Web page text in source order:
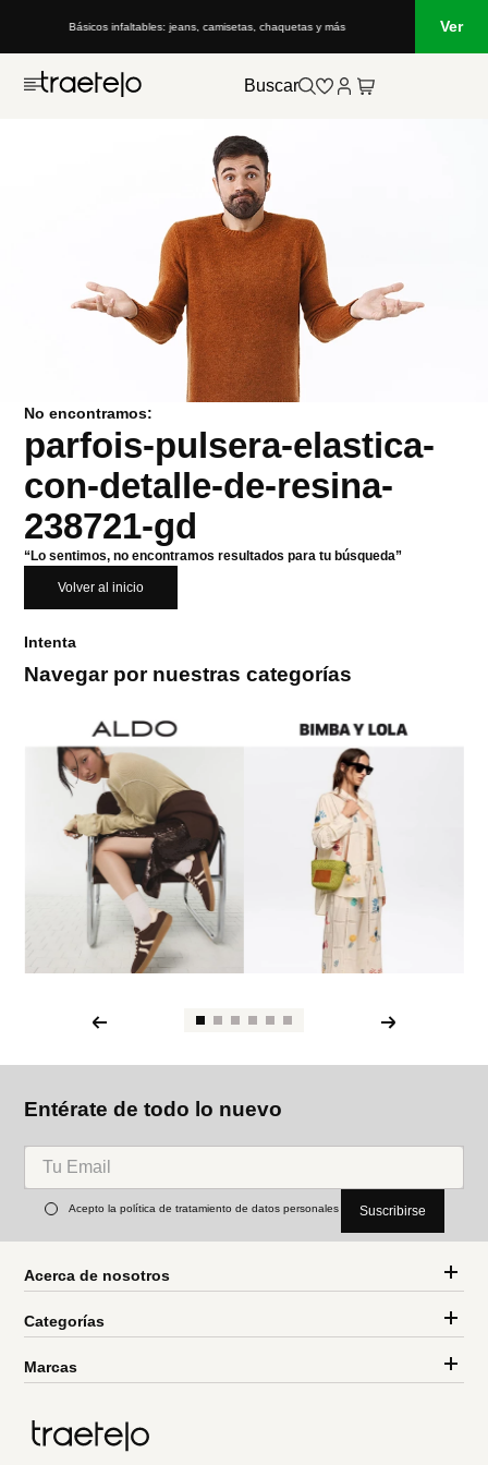
Básicos infaltables: jeans, camisetas, chaquetas y más Ver
Buscar
No encontramos:
parfois-pulsera-elastica-
con-detalle-de-resina-
238721-gd
“Lo sentimos, no encontramos resultados para tu búsqueda”
Volver al inicio
Intenta
Navegar por nuestras categorías
Entérate de todo lo nuevo
Acepto la política de tratamiento de datos personales Suscribirse
Acerca de nosotros
Categorías
Marcas